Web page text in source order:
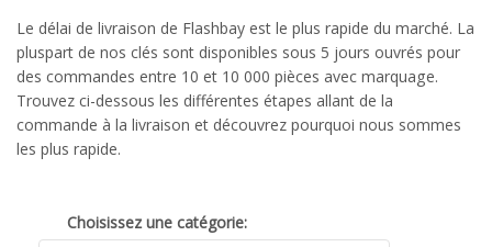
Le délai de livraison de Flashbay est le plus rapide du marché. La
pluspart de nos clés sont disponibles sous 5 jours ouvrés pour
des commandes entre 10 et 10 000 pièces avec marquage.
Trouvez ci-dessous les différentes étapes allant de la
commande à la livraison et découvrez pourquoi nous sommes
les plus rapide.
Choisissez une catégorie: